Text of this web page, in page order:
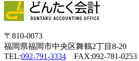
〒810-0073
福岡県福岡市中央区舞鶴2丁目8-20
TEL:092-791-3334 FAX:092-781-0253